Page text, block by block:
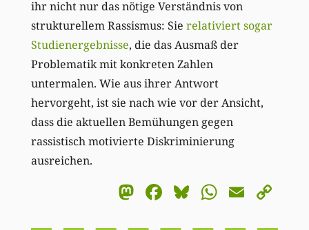
ihr nicht nur das nötige Verständnis von
strukturellem Rassismus: Sie relativiert sogar
Studienergebnisse, die das Ausmaß der
Problematik mit konkreten Zahlen
untermalen. Wie aus ihrer Antwort
hervorgeht, ist sie nach wie vor der Ansicht,
dass die aktuellen Bemühungen gegen
rassistisch motivierte Diskriminierung
ausreichen.
Mastodon
Facebook
BlueskyEmail